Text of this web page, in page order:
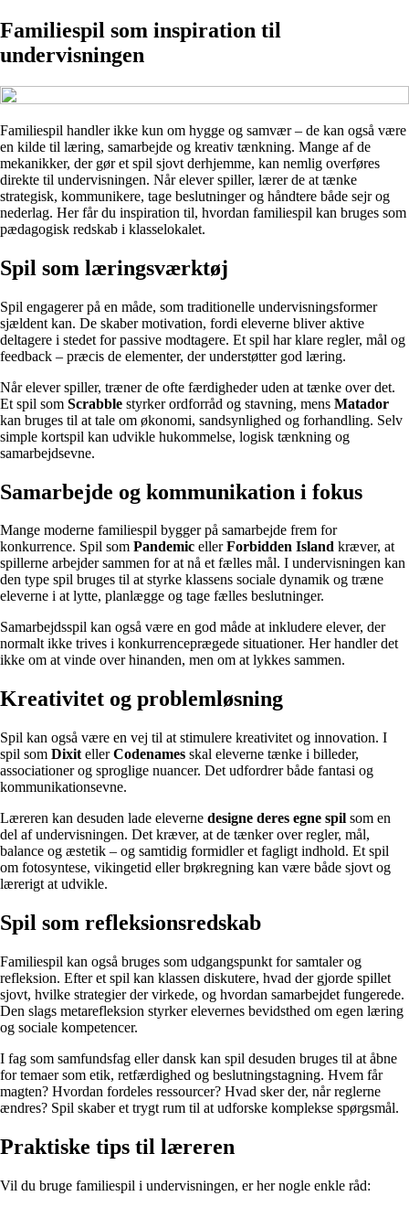
Familiespil som inspiration til
undervisningen
Familiespil handler ikke kun om hygge og samvær – de kan også være
en kilde til læring, samarbejde og kreativ tænkning. Mange af de
mekanikker, der gør et spil sjovt derhjemme, kan nemlig overføres
direkte til undervisningen. Når elever spiller, lærer de at tænke
strategisk, kommunikere, tage beslutninger og håndtere både sejr og
nederlag. Her får du inspiration til, hvordan familiespil kan bruges som
pædagogisk redskab i klasselokalet.
Spil som læringsværktøj
Spil engagerer på en måde, som traditionelle undervisningsformer
sjældent kan. De skaber motivation, fordi eleverne bliver aktive
deltagere i stedet for passive modtagere. Et spil har klare regler, mål og
feedback – præcis de elementer, der understøtter god læring.
Når elever spiller, træner de ofte færdigheder uden at tænke over det.
Et spil som Scrabble styrker ordforråd og stavning, mens Matador
kan bruges til at tale om økonomi, sandsynlighed og forhandling. Selv
simple kortspil kan udvikle hukommelse, logisk tænkning og
samarbejdsevne.
Samarbejde og kommunikation i fokus
Mange moderne familiespil bygger på samarbejde frem for
konkurrence. Spil som Pandemic ellerForbidden Island kræver, at
spillerne arbejder sammen for at nå et fælles mål. I undervisningen kan
den type spil bruges til at styrke klassens sociale dynamik og træne
eleverne i at lytte, planlægge og tage fælles beslutninger.
Samarbejdsspil kan også være en god måde at inkludere elever, der
normalt ikke trives i konkurrenceprægede situationer. Her handler det
ikke om at vinde over hinanden, men om at lykkes sammen.
Kreativitet og problemløsning
Spil kan også være en vej til at stimulere kreativitet og innovation. I
spil som Dixit ellerCodenames skal eleverne tænke i billeder,
associationer og sproglige nuancer. Det udfordrer både fantasi og
kommunikationsevne.
Læreren kan desuden lade eleverne designe deres egne spil som en
del af undervisningen. Det kræver, at de tænker over regler, mål,
balance og æstetik – og samtidig formidler et fagligt indhold. Et spil
om fotosyntese, vikingetid eller brøkregning kan være både sjovt og
lærerigt at udvikle.
Spil som refleksionsredskab
Familiespil kan også bruges som udgangspunkt for samtaler og
refleksion. Efter et spil kan klassen diskutere, hvad der gjorde spillet
sjovt, hvilke strategier der virkede, og hvordan samarbejdet fungerede.
Den slags metarefleksion styrker elevernes bevidsthed om egen læring
og sociale kompetencer.
I fag som samfundsfag eller dansk kan spil desuden bruges til at åbne
for temaer som etik, retfærdighed og beslutningstagning. Hvem får
magten? Hvordan fordeles ressourcer? Hvad sker der, når reglerne
ændres? Spil skaber et trygt rum til at udforske komplekse spørgsmål.
Praktiske tips til læreren
Vil du bruge familiespil i undervisningen, er her nogle enkle råd: